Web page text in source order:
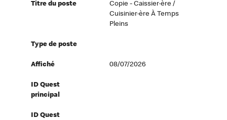
Titre du poste
Copie - Caissier·ère /
Cuisinier·ère À Temps
Pleins
Type de poste
Affiché 08/07/2026
ID Quest
principal
ID Quest